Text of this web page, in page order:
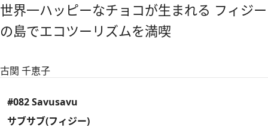
世界一ハッピーなチョコが生まれる フィジー
の島でエコツーリズムを満喫
古関 千恵子
#082 Savusavu
サブサブ(フィジー)